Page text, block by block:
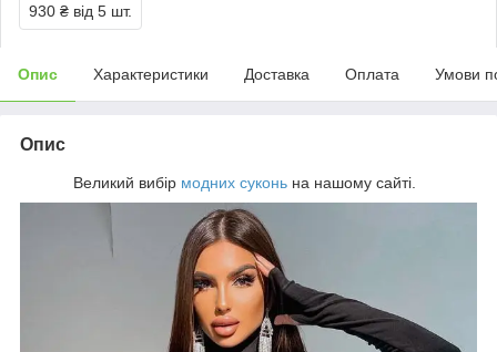
930 ₴ від 5 шт.
Опис Характеристики Доставка Оплата Умови
Опис
Великий вибір модних суконьна нашому сайті.